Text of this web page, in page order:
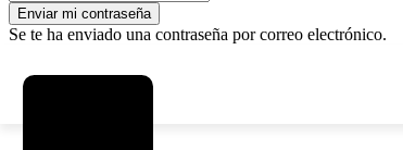
Se te ha enviado una contraseña por correo electrónico.